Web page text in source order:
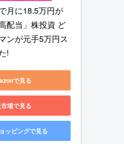
月に18.5万円が
配当」株投資 ど
ンが元手5万円ス
!
で見る
場で見る
ッピングで見る